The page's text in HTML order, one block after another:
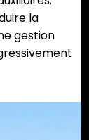
la
gestion